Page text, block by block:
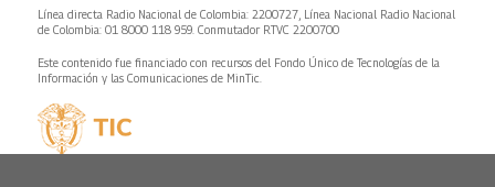
Línea directa Radio Nacional de Colombia: 2200727, Línea Nacional Radio Nacional
de Colombia: 01 8000 118 959. Conmutador RTVC 2200700
Este contenido fue financiado con recursos del Fondo Único de Tecnologías de la
Información y las Comunicaciones de MinTic.